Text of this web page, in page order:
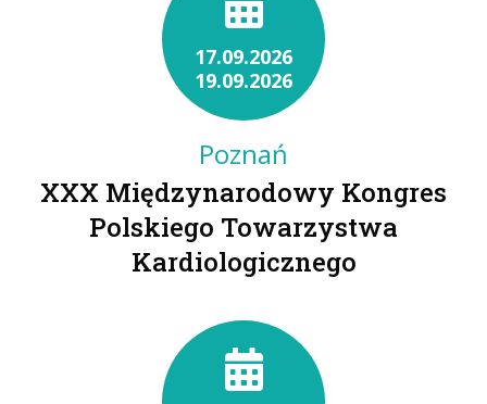
17.09.2026
19.09.2026
Poznań
XXX Międzynarodowy Kongres
Polskiego Towarzystwa
Kardiologicznego